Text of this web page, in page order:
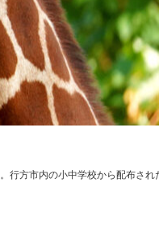
行方市内の小中学校から配布され